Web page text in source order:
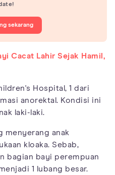
sekarang
Cacat Lahir Sejak Hamil,
Hospital, 1 dari
anorektal. Kondisi ini
laki-laki.
menyerang anak
kloaka. Sebab,
bagian bayi perempuan
1 lubang besar.